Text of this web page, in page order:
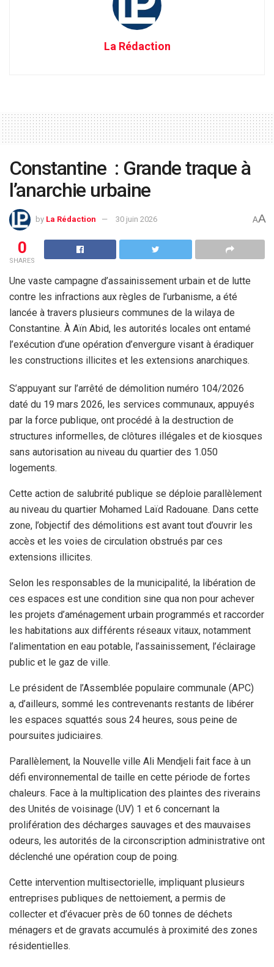
La Rédaction
Constantine : Grande traque à
l’anarchie urbaine
by La Rédaction 30 juin 2026 AA
0
SHARES
Une vaste campagne d’assainissement urbain et de lutte
contre les infractions aux règles de l’urbanisme, a été
lancée à travers plusieurs communes de la wilaya de
Constantine. À Aïn Abid, les autorités locales ont entamé
l’exécution d’une opération d’envergure visant à éradiquer
les constructions illicites et les extensions anarchiques.
S’appuyant sur l’arrêté de démolition numéro 104/2026
daté du 19 mars 2026, les services communaux, appuyés
par la force publique, ont procédé à la destruction de
structures informelles, de clôtures illégales et de kiosques
sans autorisation au niveau du quartier des 1.050
logements.
Cette action de salubrité publique se déploie parallèlement
au niveau du quartier Mohamed Laïd Radouane. Dans cette
zone, l’objectif des démolitions est avant tout d’ouvrir les
accès et les voies de circulation obstrués par ces
extensions illicites.
Selon les responsables de la municipalité, la libération de
ces espaces est une condition sine qua non pour achever
les projets d’aménagement urbain programmés et raccorder
les habitations aux différents réseaux vitaux, notamment
l’alimentation en eau potable, l’assainissement, l’éclairage
public et le gaz de ville.
Le président de l’Assemblée populaire communale (APC)
a, d’ailleurs, sommé les contrevenants restants de libérer
les espaces squattés sous 24 heures, sous peine de
poursuites judiciaires.
Parallèlement, la Nouvelle ville Ali Mendjeli fait face à un
défi environnemental de taille en cette période de fortes
chaleurs. Face à la multiplication des plaintes des riverains
des Unités de voisinage (UV) 1 et 6 concernant la
prolifération des décharges sauvages et des mauvaises
odeurs, les autorités de la circonscription administrative ont
déclenché une opération coup de poing.
Cette intervention multisectorielle, impliquant plusieurs
entreprises publiques de nettoiement, a permis de
collecter et d’évacuer près de 60 tonnes de déchets
ménagers et de gravats accumulés à proximité des zones
résidentielles.